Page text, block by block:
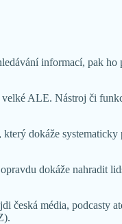
informací, pak ho
ALE. Nástroj či
dokáže
dokáže nahradit
česká média, podcasty